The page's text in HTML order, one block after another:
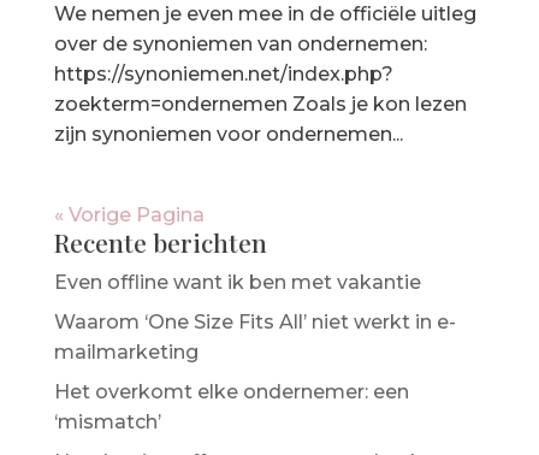
We nemen je even mee in de officiële uitleg
over de synoniemen van ondernemen:
https://synoniemen.net/index.php?
zoekterm=ondernemen Zoals je kon lezen
zijn synoniemen voor ondernemen...
« Vorige Pagina
Recente berichten
Even offline want ik ben met vakantie
Waarom ‘One Size Fits All’ niet werkt in e-
mailmarketing
Het overkomt elke ondernemer: een
‘mismatch’